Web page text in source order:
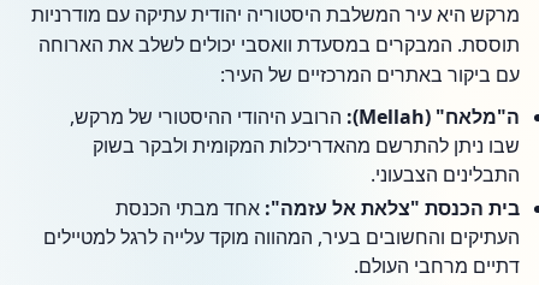
מרקש היא עיר המשלבת היסטוריה יהודית עתיקה עם מודרניות
תוססת. המבקרים במסעדת וואסבי יכולים לשלב את הארוחה
עם ביקור באתרים המרכזיים של העיר:
ה"מלאח" (Mellah):
הרובע היהודי ההיסטורי של מרקש,
שבו ניתן להתרשם מהאדריכלות המקומית ולבקר בשוק
התבלינים הצבעוני.
בית הכנסת "צלאת אל עזמה": אחד מבתי הכנסת
העתיקים והחשובים בעיר, המהווה מוקד עלייה לרגל למטיילים
דתיים מרחבי העולם.